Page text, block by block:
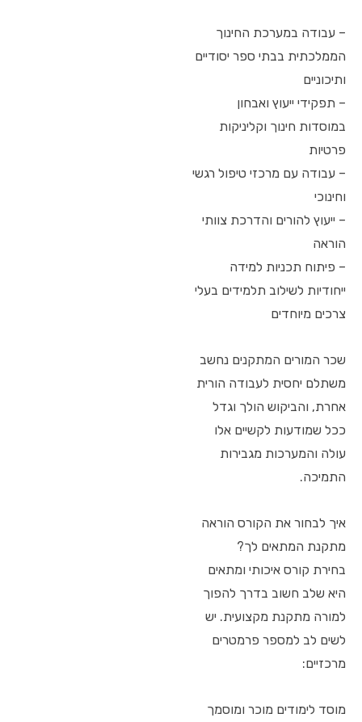
– עבודה במערכת החינוך
הממלכתית בבתי ספר יסודיים
ותיכוניים
– תפקידי ייעוץ ואבחון
במוסדות חינוך וקליניקות
פרטיות
– עבודה עם מרכזי טיפול רגשי
וחינוכי
– ייעוץ להורים והדרכת צוותי
הוראה
– פיתוח תכניות למידה
ייחודיות לשילוב תלמידים בעלי
צרכים מיוחדים
שכר המורים המתקנים נחשב
משתלם יחסית לעבודה הורית
אחרת, והביקוש הולך וגדל
ככל שמודעות לקשיים אלו
עולה והמערכות מגבירות
התמיכה.
איך לבחור את הקורס הוראה
מתקנת המתאים לך?
בחירת קורס איכותי ומתאים
היא שלב חשוב בדרך להפוך
למורה מתקנת מקצועית. יש
לשים לב למספר פרמטרים
מרכזיים:
מוסד לימודים מוכר ומוסמך